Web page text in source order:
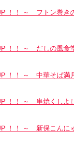
！！ ～ フトン巻
！！ ～ だしの風
！！ ～ 中華そば
！！ ～ 串焼くし
！！ ～ 新保こん